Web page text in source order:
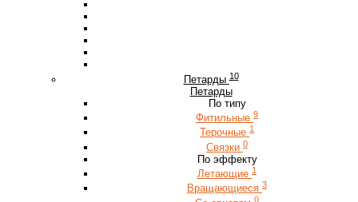
Петарды 10
Петарды
По типу
Фитильные 9
Терочные 1
Связки 0
По эффекту
Летающие 1
Вращающиеся 3
0